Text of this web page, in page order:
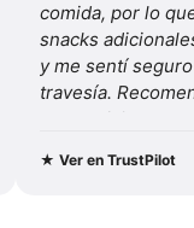
comida, por lo
snacks
y me sentí
travesía.
y este viaje.
★ Ver en TrustPilot